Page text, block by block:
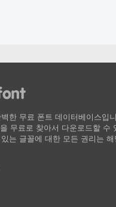
한 무료 폰트 데이터베이스입
무료로 찾아서 다운로드할 수
는 글꼴에 대한 모든 권리는